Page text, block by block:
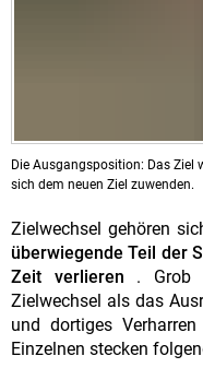
Die Ausgangsposition: Das Ziel
sich dem neuen Ziel zuwenden.
Zielwechsel gehören
überwiegende Teil der
Zeit verlieren . Grob
Zielwechsel als das
und dortiges
Einzelnen stecken